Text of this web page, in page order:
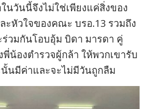
นวันนี้จึงไม่ใช่เพียงแค่สิ่งของ
หัวใจของคณะ บรอ.13 รวมถึง
วมกันโอบอุ้ม บิดา มารดา คู่
น้องตำรวจผู้กล้า ให้พวกเขารับ
นั้นมีค่าและจะไม่มีวันถูกลืม